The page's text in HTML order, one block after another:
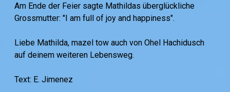
Am Ende der Feier sagte Mathildas überglückliche
Grossmutter: "I am full of joy and happiness".
Liebe Mathilda, mazel tow auch von Ohel Hachidusch
auf deinem weiteren Lebensweg.
Text: E. Jimenez